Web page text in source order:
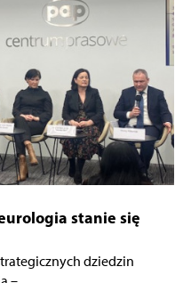
stanie się
dziedzin